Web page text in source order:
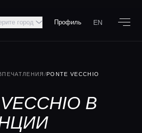
город Профиль EN
/PONTE VECCHIO
В